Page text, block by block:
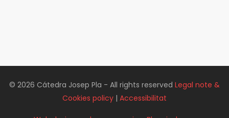
© 2026 Cátedra Josep Pla - All rights reserved Legal note &
Cookies policy | Accessibilitat